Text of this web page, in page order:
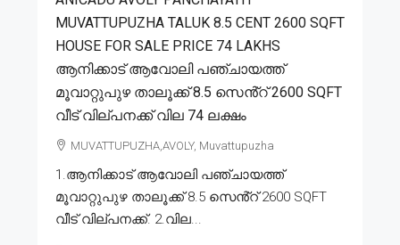
MUVATTUPUZHA TALUK 8.5 CENT 2600 SQFT
HOUSE FOR SALE PRICE 74 LAKHS
ആനിക്കാട് ആവോലി പഞ്ചായത്ത്
മൂവാറ്റുപുഴ താലൂക്ക് 8.5 സെൻ്റ് 2600 SQFT
വീട് വില്പനക്ക് വില 74 ലക്ഷം
MUVATTUPUZHA,AVOLY, Muvattupuzha
1.ആനിക്കാട് ആവോലി പഞ്ചായത്ത്
മൂവാറ്റുപുഴ താലൂക്ക് 8.5 സെൻ്റ് 2600 SQFT
വീട് വില്പനക്ക്. 2.വില...